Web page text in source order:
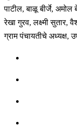
पाटील, बाळू बीर्जे, अमोल
रेखा गुरव, लक्ष्मी सुतार,
ग्राम पंचायतीचे अध्यक्ष,